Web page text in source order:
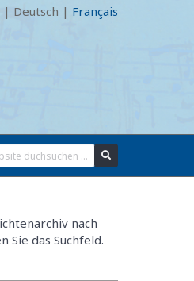
| Deutsch | Français
nach
Sie das Suchfeld.